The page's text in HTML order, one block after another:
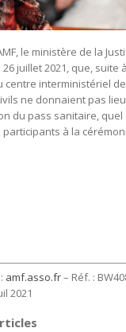
le ministère de la
juillet 2021, que, suite
centre interministériel
ne donnaient pas
du pass sanitaire, quel
à la
amf.asso.fr– Réf. :
2021